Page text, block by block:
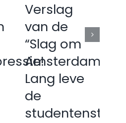
Verslag
van de
“Slag om
Amsterdam”:
Lang leve
de
studentenstrijd!